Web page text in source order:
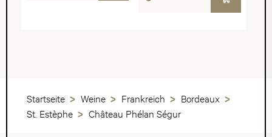
Startseite Weine Frankreich
Bordeaux
St. Estèphe
Château Phélan Ségur